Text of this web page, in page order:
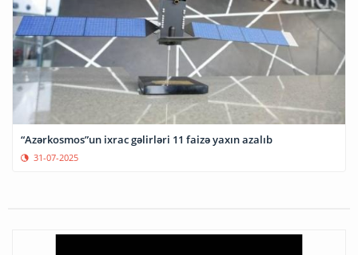
“Azərkosmos”un ixrac gəlirləri 11 faizə yaxın azalıb
31-07-2025